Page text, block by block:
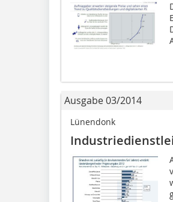
Ausgabe 03/2014
Lünendonk